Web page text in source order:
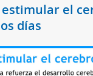
estimular el
días